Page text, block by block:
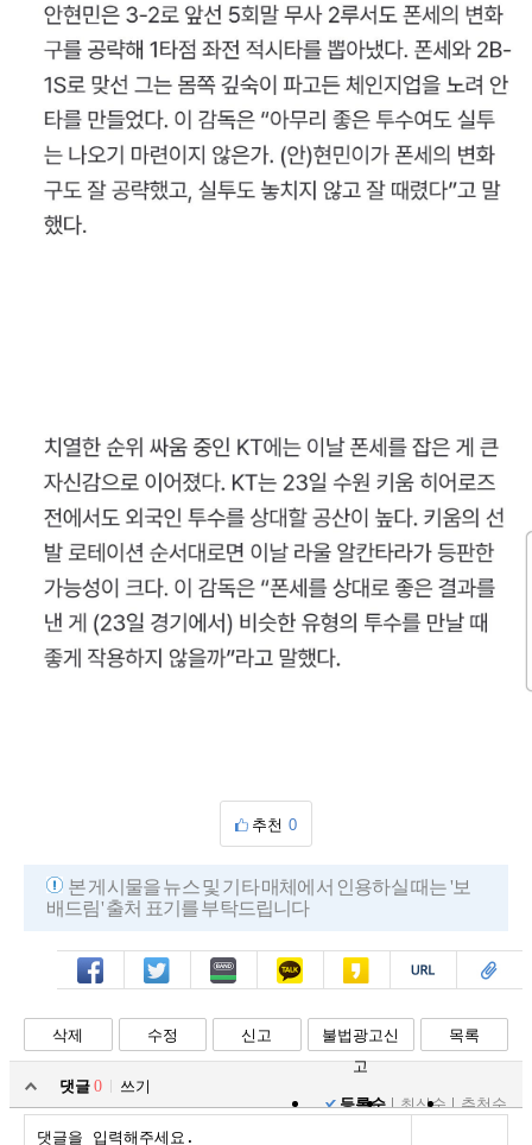
추천 0
본 게시물을 뉴스 및 기타 매체에서 인용하실 때는 '보
배드림' 출처 표기를 부탁드립니다
페북 트윗 밴드 카톡 카스 복사 스크랩
삭제 수정 신고
불법광고신
고
목록
댓글 0
쓰기
등록순
최신순 추천순